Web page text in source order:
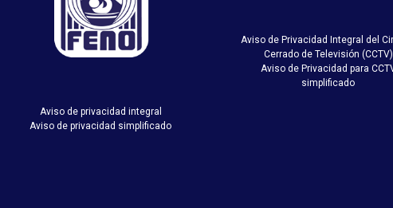
Aviso de privacidad integral
Aviso de privacidad simplificado
Aviso de Privacidad Integral del
Cerrado de Televisión (CCTV)
Aviso de Privacidad para
simplificado